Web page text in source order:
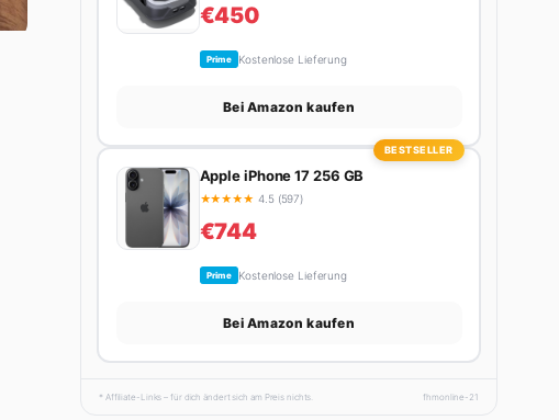
€450
Prime Kostenlose Lieferung
Bei Amazon kaufen
BESTSELLER
Apple iPhone 17 256 GB
★★★★★ 4.5 (597)
€744
Prime Kostenlose Lieferung
Bei Amazon kaufen
* Affiliate-Links – für dich ändert sich am Preis nichts. fhmonline-21